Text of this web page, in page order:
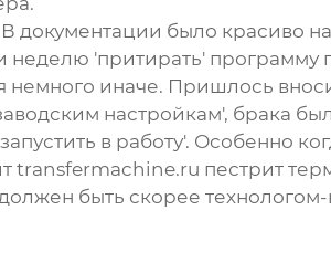
документации было красиво
'притирать' программу
немного иначе. Пришлось
настройкам', брака
в работу'. Особенно
пестрит
быть скорее